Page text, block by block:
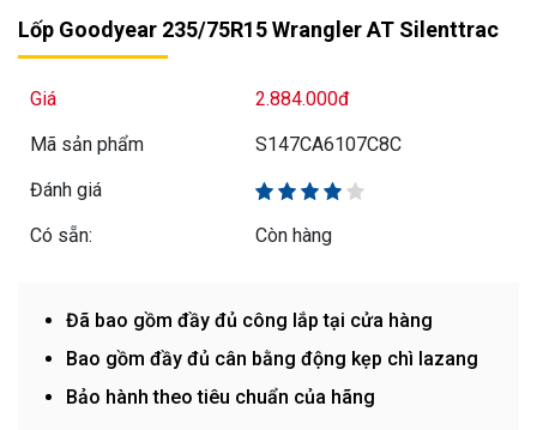
Lốp Goodyear 235/75R15 Wrangler AT Silenttrac
Giá
2.884.000đ
Mã sản phẩm
S147CA6107C8C
Đánh giá
Có sẵn:
Còn hàng
Đã bao gồm đầy đủ công lắp tại cửa hàng
Bao gồm đầy đủ cân bằng động kẹp chì lazang
Bảo hành theo tiêu chuẩn của hãng